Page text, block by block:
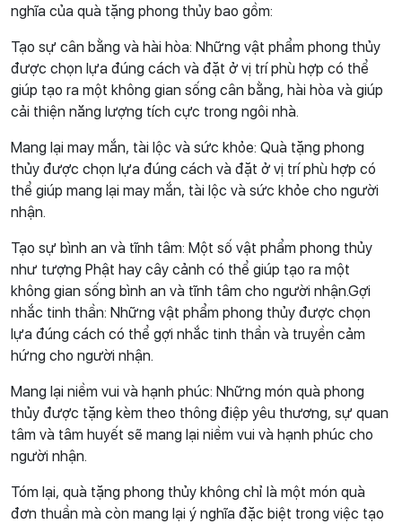
nghĩa của quà tặng phong thủy bao gồm:
Tạo sự cân bằng và hài hòa: Những vật phẩm phong thủy
được chọn lựa đúng cách và đặt ở vị trí phù hợp có thể
giúp tạo ra một không gian sống cân bằng, hài hòa và giúp
cải thiện năng lượng tích cực trong ngôi nhà.
Mang lại may mắn, tài lộc và sức khỏe: Quà tặng phong
thủy được chọn lựa đúng cách và đặt ở vị trí phù hợp có
thể giúp mang lại may mắn, tài lộc và sức khỏe cho người
nhận.
Tạo sự bình an và tĩnh tâm: Một số vật phẩm phong thủy
như tượng Phật hay cây cảnh có thể giúp tạo ra một
không gian sống bình an và tĩnh tâm cho người nhận.Gợi
nhắc tinh thần: Những vật phẩm phong thủy được chọn
lựa đúng cách có thể gợi nhắc tinh thần và truyền cảm
hứng cho người nhận.
Mang lại niềm vui và hạnh phúc: Những món quà phong
thủy được tặng kèm theo thông điệp yêu thương, sự quan
tâm và tâm huyết sẽ mang lại niềm vui và hạnh phúc cho
người nhận.
Tóm lại, quà tặng phong thủy không chỉ là một món quà
đơn thuần mà còn mang lại ý nghĩa đặc biệt trong việc tạo